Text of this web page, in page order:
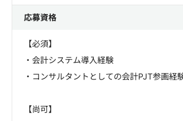
応募資格
【必須】
・会計システム導入経験
・コンサルタントとしての会計PJT参画経
【尚可】